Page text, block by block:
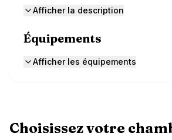
Afficher la description
Équipements
Afficher les équipements
Choisissez votre